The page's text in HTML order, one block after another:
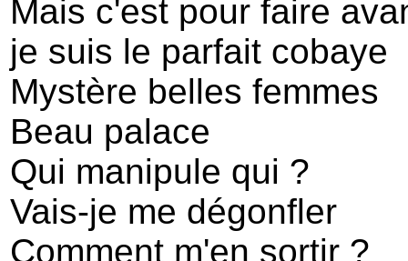
Mais c'est pour faire
je suis le parfait cobaye
Mystère belles femmes
Beau palace
Qui manipule qui ?
Vais-je me dégonfler
Comment m'en sortir ?